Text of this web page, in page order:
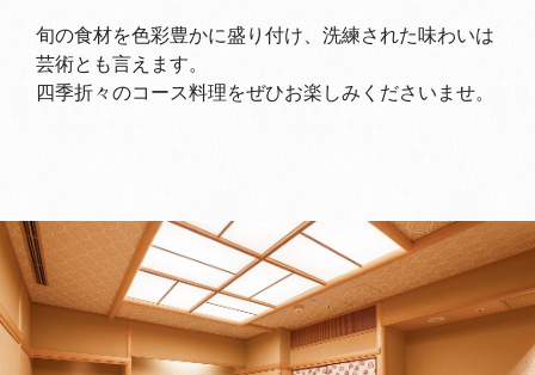
旬の食材を色彩豊かに盛り付け、洗練された味わいは
芸術とも言えます。
四季折々のコース料理をぜひお楽しみくださいませ。